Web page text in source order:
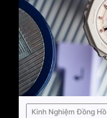
Kinh Nghiệm Đồng Hồ